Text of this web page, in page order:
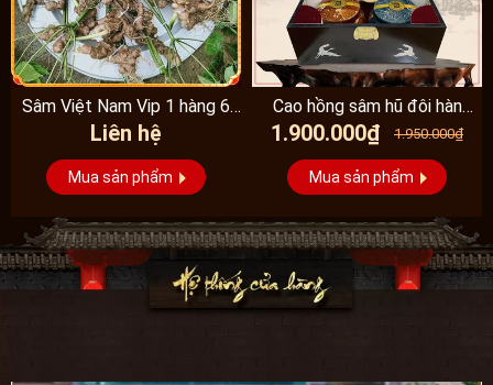
Sâm Việt Nam Vip 1 hàng 6
đến 8 năm...
Liên hệ
Mua sản phẩm
Cao hồng sâm hũ đôi hàn
quốc pocheon - NS885
1.900.000₫ 1.950.000₫
Mua sản phẩm